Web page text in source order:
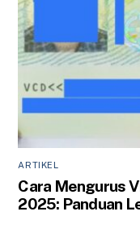
ARTIKEL
Cara Mengurus
2025: Panduan